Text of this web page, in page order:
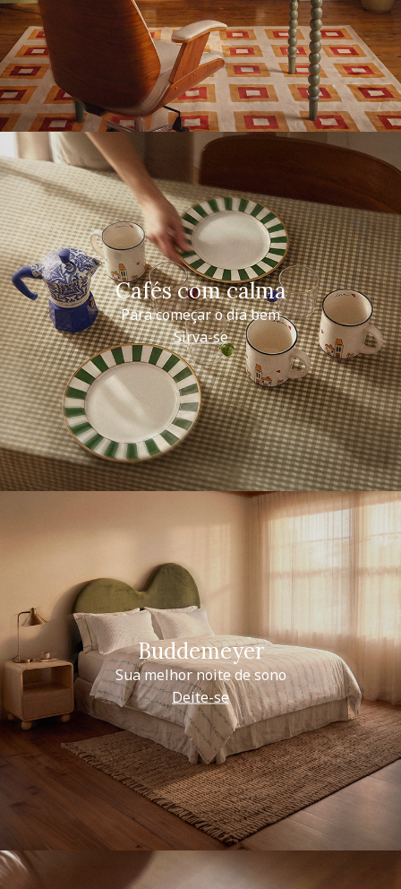
Cafés com calma
Para começar o dia bem
Sirva-se
Buddemeyer
Sua melhor noite de sono
Deite-se